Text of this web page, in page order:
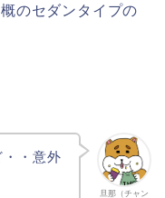
のセダンタイプの
旦那（チャン
・意外